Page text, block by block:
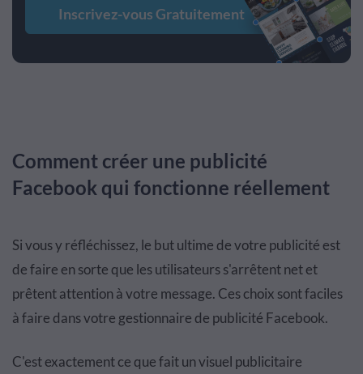
Inscrivez-vous Gratuitement
Comment créer une publicité
Facebook qui fonctionne réellement
Si vous y réfléchissez, le but ultime de votre publicité est
de faire en sorte que les utilisateurs s'arrêtent net et
prêtent attention à votre message. Ces choix sont faciles
à faire dans votre gestionnaire de publicité Facebook.
C'est exactement ce que fait un visuel publicitaire